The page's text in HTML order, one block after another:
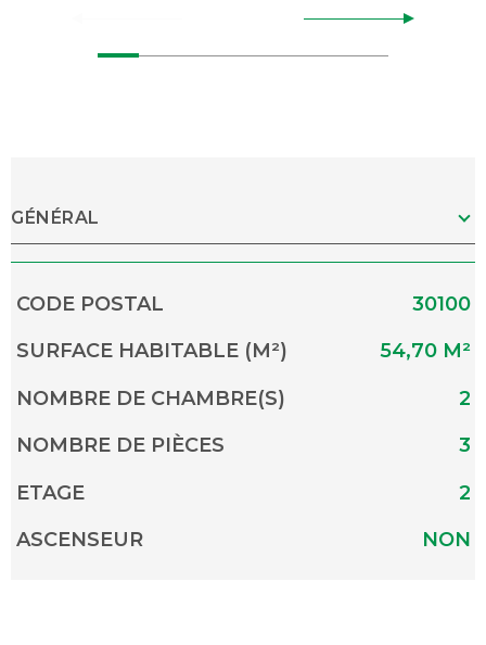
GÉNÉRAL
Caractérisque Valeurs
CODE POSTAL
30100
SURFACE HABITABLE (M²)
54,70 M²
NOMBRE DE CHAMBRE(S)
2
NOMBRE DE PIÈCES
3
ETAGE
2
ASCENSEUR
NON